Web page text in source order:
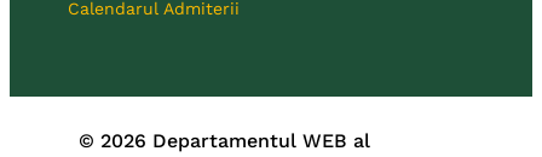
Calendarul Admiterii
© 2026 Departamentul WEB al